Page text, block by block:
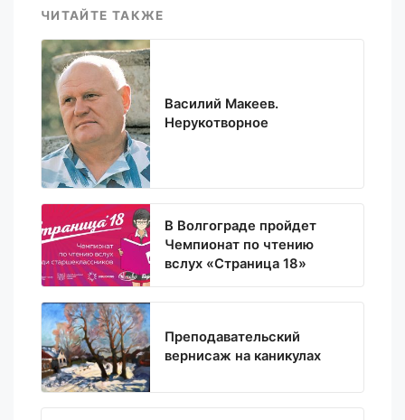
ЧИТАЙТЕ ТАКЖЕ
Василий Макеев.
Нерукотворное
В Волгограде пройдет
Чемпионат по чтению
вслух «Страница 18»
Преподавательский
вернисаж на каникулах